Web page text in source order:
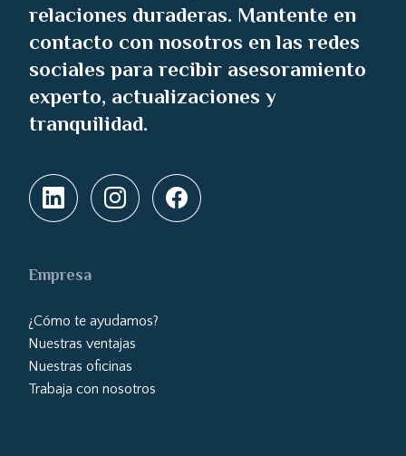
relaciones duraderas. Mantente en
contacto con nosotros en las redes
sociales para recibir asesoramiento
experto, actualizaciones y
tranquilidad.
Empresa
¿Cómo te ayudamos?
Nuestras ventajas
Nuestras oficinas
Trabaja con nosotros